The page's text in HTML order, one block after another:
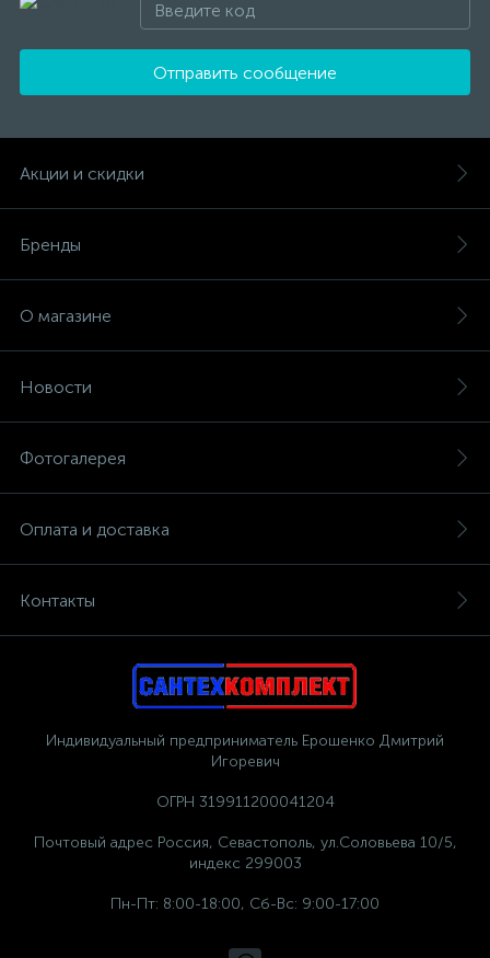
Отправить сообщение
Акции и скидки
Бренды
О магазине
Новости
Фотогалерея
Оплата и доставка
Контакты
Индивидуальный предприниматель Ерошенко Дмитрий
Игоревич
ОГРН 319911200041204
Почтовый адрес Россия, Севастополь, ул.Соловьева 10/5,
индекс 299003
Пн-Пт: 8:00-18:00, Сб-Вс: 9:00-17:00